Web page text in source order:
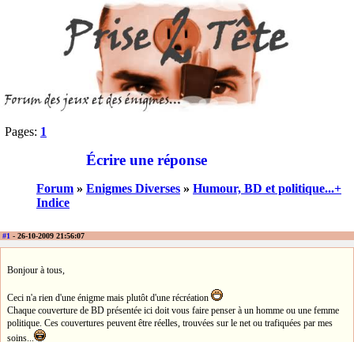
Pages: 1
Écrire une réponse
Forum » Enigmes Diverses » Humour, BD et politique...+
Indice
#1 - 26-10-2009 21:56:07
Bonjour à tous,
Ceci n'a rien d'une énigme mais plutôt d'une récréation
Chaque couverture de BD présentée ici doit vous faire penser à un homme ou une femme
politique. Ces couvertures peuvent être réelles, trouvées sur le net ou trafiquées par mes
soins...